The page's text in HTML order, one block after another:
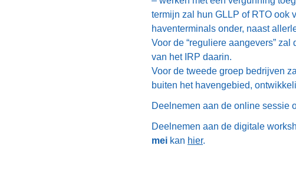
termijn zal hun GLLP of RTO ook
haventerminals onder, naast
Voor de “reguliere aangevers”
van het IRP daarin.
Voor de tweede groep bedrijven
buiten het havengebied,
Deelnemen aan de online sessie
Deelnemen aan de digitale
mei kan hier.